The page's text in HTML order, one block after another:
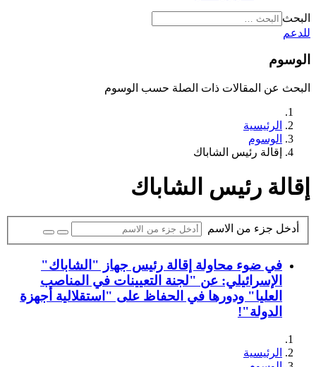
البحث
للدعم
الوسوم
البحث عن المقالات ذات الصلة حسب الوسوم
الرئيسية
الوسوم
إقالة رئيس الشاباك
إقالة رئيس الشاباك
أدخل جزء من الاسم
في ضوء محاولة إقالة رئيس جهاز "الشاباك"
الإسرائيلي: عن "لجنة التعيينات في المناصب
العليا" ودورها في الحفاظ على "استقلالية أجهزة
الدولة"!
الرئيسية